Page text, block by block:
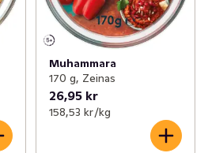
Muhammara
170 g, Zeinas
26,95 kr
158,53 kr /kg